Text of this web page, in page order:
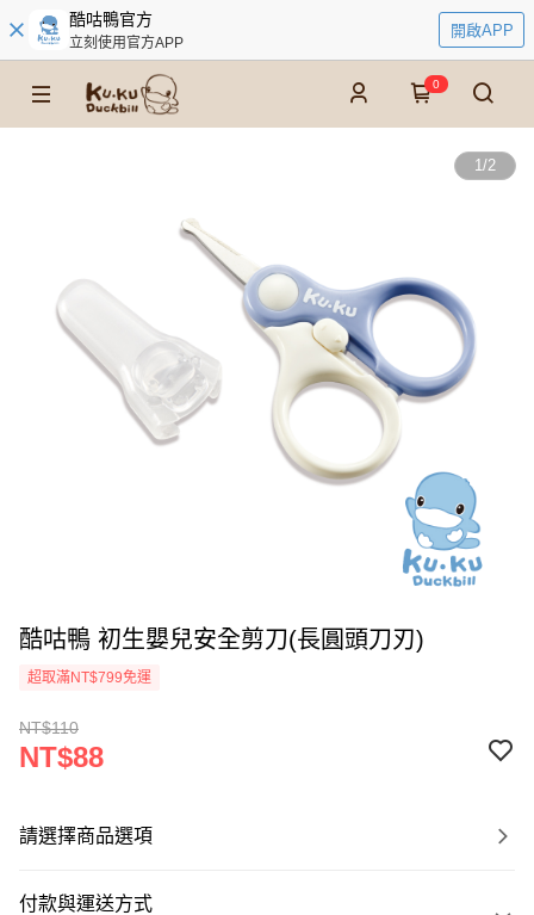
酷咕鴨官方
立刻使用官方APP
開啟APP
0
1/2
酷咕鴨 初生嬰兒安全剪刀(長圓頭刀刃)
超取滿NT$799免運
NT$110
NT$88
請選擇商品選項
付款與運送方式